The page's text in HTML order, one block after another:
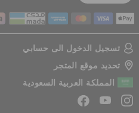
تسجيل الدخول الى حسابي
تحديد موقع المتجر
المملكة العربية السعودية